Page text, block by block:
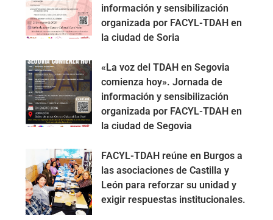
información y sensibilización
organizada por FACYL-TDAH en
la ciudad de Soria
«La voz del TDAH en Segovia
comienza hoy». Jornada de
información y sensibilización
organizada por FACYL-TDAH en
la ciudad de Segovia
FACYL-TDAH reúne en Burgos a
las asociaciones de Castilla y
León para reforzar su unidad y
exigir respuestas institucionales.